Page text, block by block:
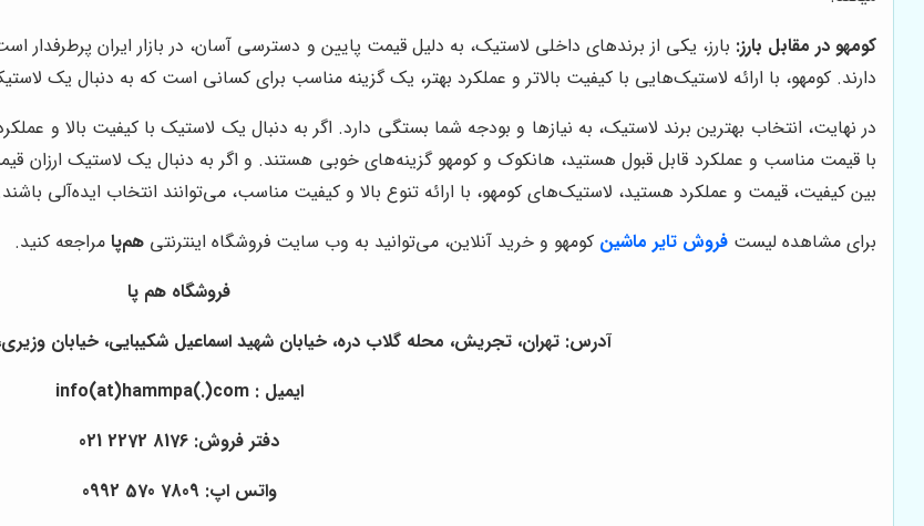
کومهو در مقابل بارز: بارز، یکی از برندهای داخلی لاستیک، به دلیل قیمت پایین و دسترسی آسان، در بازار ایران
دارند. کومهو، با ارائه لاستیک‌هایی با کیفیت بالاتر و عملکرد بهتر، یک گزینه مناسب برای کسانی است که به دنبال یک
در نهایت، انتخاب بهترین برند لاستیک، به نیازها و بودجه شما بستگی دارد. اگر به دنبال یک لاستیک با کیفیت بالا و
با قیمت مناسب و عملکرد قابل قبول هستید، هانکوک و کومهو گزینه‌های خوبی هستند. و اگر به دنبال یک لاستیک ارزان
بین کیفیت، قیمت و عملکرد هستید، لاستیک‌های کومهو، با ارائه تنوع بالا و کیفیت مناسب، می‌توانند انتخاب ایده‌آلی
برای مشاهده لیست فروش تایر ماشین کومهو و خرید آنلاین، می‌توانید به وب سایت فروشگاه اینترنتی هم‌پامراجعه کنید.
فروشگاه هم پا
آدرس: تهران، تجریش، محله گلاب دره، خیابان شهید اسماعیل شکیبایی، خیابان وزیری، پلاک 22، طبقه منفی1 ،
ایمیل : info(at)hammpa(.)com
دفتر فروش: 8176 2272 021
واتس اپ: 7809 570 0992